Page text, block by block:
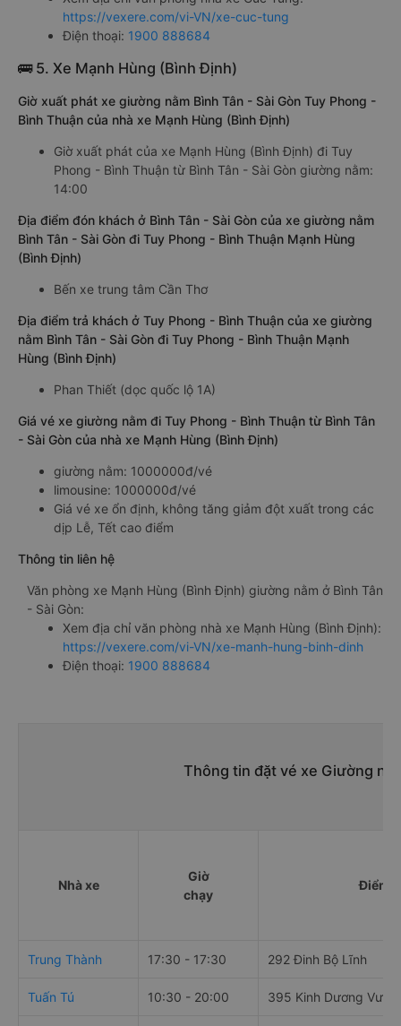
https://vexere.com/vi-VN/xe-cuc-tung
Điện thoại: 1900 888684
🚌 5. Xe Mạnh Hùng (Bình Định)
Giờ xuất phát xe giường nằm Bình Tân - Sài Gòn Tuy Phong -
Bình Thuận của nhà xe Mạnh Hùng (Bình Định)
Giờ xuất phát của xe Mạnh Hùng (Bình Định) đi Tuy
Phong - Bình Thuận từ Bình Tân - Sài Gòn giường nằm:
14:00
Địa điểm đón khách ở Bình Tân - Sài Gòn của xe giường nằm
Bình Tân - Sài Gòn đi Tuy Phong - Bình Thuận Mạnh Hùng
(Bình Định)
Bến xe trung tâm Cần Thơ
Địa điểm trả khách ở Tuy Phong - Bình Thuận của xe giường
nằm Bình Tân - Sài Gòn đi Tuy Phong - Bình Thuận Mạnh
Hùng (Bình Định)
Phan Thiết (dọc quốc lộ 1A)
Giá vé xe giường nằm đi Tuy Phong - Bình Thuận từ Bình Tân
- Sài Gòn của nhà xe Mạnh Hùng (Bình Định)
giường nằm: 1000000đ/vé
limousine: 1000000đ/vé
Giá vé xe ổn định, không tăng giảm đột xuất trong các
dịp Lễ, Tết cao điểm
Thông tin liên hệ
Văn phòng xe Mạnh Hùng (Bình Định) giường nằm ở Bình Tân
- Sài Gòn:
Xem địa chỉ văn phòng nhà xe Mạnh Hùng (Bình Định):
https://vexere.com/vi-VN/xe-manh-hung-binh-dinh
Điện thoại: 1900 888684
Thông tin đặt vé xe Giường
Nhà xe
Giờ
chạy
Điểm
Trung Thành 17:30 - 17:30 292 Đinh Bộ Lĩnh
Tuấn Tú 10:30 - 20:00 395 Kinh Dương